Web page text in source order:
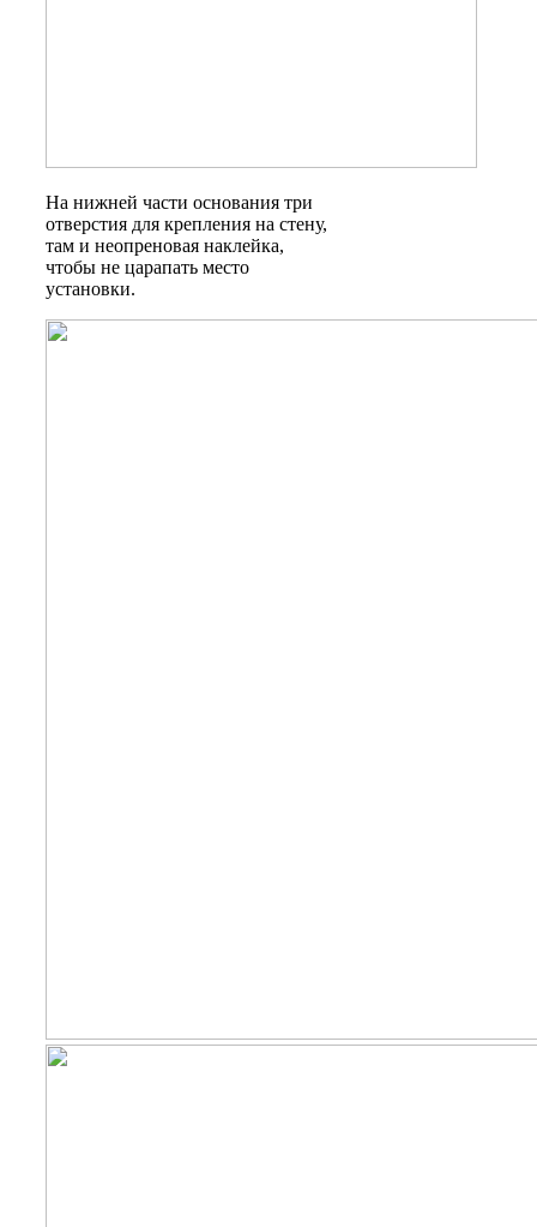
На нижней части основания три
отверстия для крепления на стену,
там и неопреновая наклейка,
чтобы не царапать место
установки.